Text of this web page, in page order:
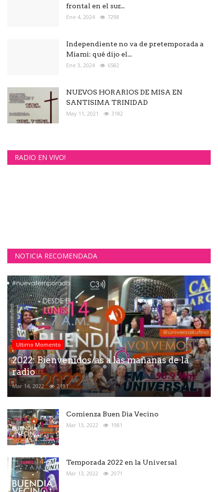
frontal en el sur...
Ene 4, 2024 7298
Independiente no va de pretemporada a
Miami: qué dijo el...
Ene 3, 2024 6582
NUEVOS HORARIOS DE MISA EN
SANTISIMA TRINIDAD
May 11, 2021 3182
RADIO EN VIVO!
NOTICIA RECOMENDADA
Ultimo Momento
2022: Bienvenidos/as a las mañanas de la
radio
Mar 14, 2022 2191
Comienza Buen Dìa Vecino
Mar 13, 2022 1981
Temporada 2022 en la Universal
Mar 13, 2022 2071